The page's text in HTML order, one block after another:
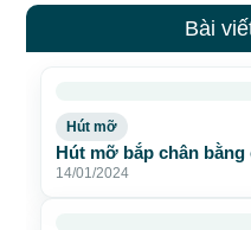
Bài
Hút mỡ
Hút mỡ bắp chân
14/01/2024